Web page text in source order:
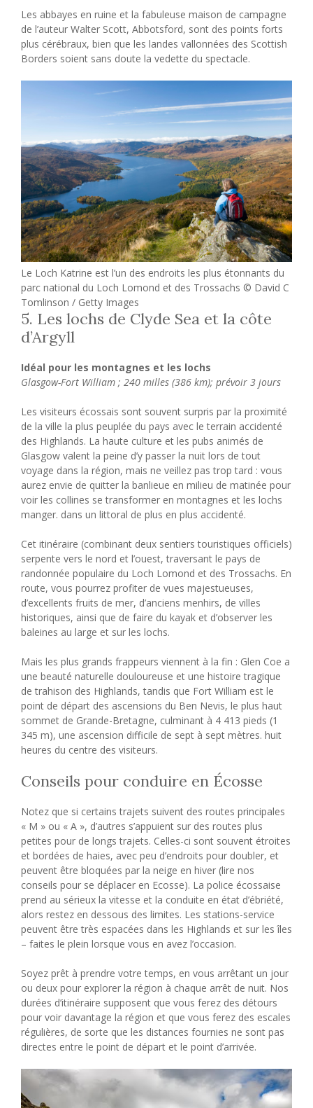
Les abbayes en ruine et la fabuleuse maison de campagne
de l’auteur Walter Scott, Abbotsford, sont des points forts
plus cérébraux, bien que les landes vallonnées des Scottish
Borders soient sans doute la vedette du spectacle.
Le Loch Katrine est l’un des endroits les plus étonnants du
parc national du Loch Lomond et des Trossachs © David C
Tomlinson / Getty Images
5. Les lochs de Clyde Sea et la côte
d’Argyll
Idéal pour les montagnes et les lochs
Glasgow-Fort William ; 240 milles (386 km); prévoir 3 jours
Les visiteurs écossais sont souvent surpris par la proximité
de la ville la plus peuplée du pays avec le terrain accidenté
des Highlands. La haute culture et les pubs animés de
Glasgow valent la peine d’y passer la nuit lors de tout
voyage dans la région, mais ne veillez pas trop tard : vous
aurez envie de quitter la banlieue en milieu de matinée pour
voir les collines se transformer en montagnes et les lochs
manger. dans un littoral de plus en plus accidenté.
Cet itinéraire (combinant deux sentiers touristiques officiels)
serpente vers le nord et l’ouest, traversant le pays de
randonnée populaire du Loch Lomond et des Trossachs. En
route, vous pourrez profiter de vues majestueuses,
d’excellents fruits de mer, d’anciens menhirs, de villes
historiques, ainsi que de faire du kayak et d’observer les
baleines au large et sur les lochs.
Mais les plus grands frappeurs viennent à la fin : Glen Coe a
une beauté naturelle douloureuse et une histoire tragique
de trahison des Highlands, tandis que Fort William est le
point de départ des ascensions du Ben Nevis, le plus haut
sommet de Grande-Bretagne, culminant à 4 413 pieds (1
345 m), une ascension difficile de sept à sept mètres. huit
heures du centre des visiteurs.
Conseils pour conduire en Écosse
Notez que si certains trajets suivent des routes principales
« M » ou « A », d’autres s’appuient sur des routes plus
petites pour de longs trajets. Celles-ci sont souvent étroites
et bordées de haies, avec peu d’endroits pour doubler, et
peuvent être bloquées par la neige en hiver (lire nos
conseils pour se déplacer en Ecosse). La police écossaise
prend au sérieux la vitesse et la conduite en état d’ébriété,
alors restez en dessous des limites. Les stations-service
peuvent être très espacées dans les Highlands et sur les îles
– faites le plein lorsque vous en avez l’occasion.
Soyez prêt à prendre votre temps, en vous arrêtant un jour
ou deux pour explorer la région à chaque arrêt de nuit. Nos
durées d’itinéraire supposent que vous ferez des détours
pour voir davantage la région et que vous ferez des escales
régulières, de sorte que les distances fournies ne sont pas
directes entre le point de départ et le point d’arrivée.